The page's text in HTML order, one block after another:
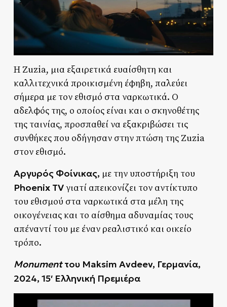
Η Zuzia, μια εξαιρετικά ευαίσθητη και
καλλιτεχνικά προικισμένη έφηβη, παλεύει
σήμερα με τον εθισμό στα ναρκωτικά. Ο
αδελφός της, ο οποίος είναι και ο σκηνοθέτης
της ταινίας, προσπαθεί να εξακριβώσει τις
συνθήκες που οδήγησαν στην πτώση της Zuzia
στον εθισμό.
Αργυρός Φοίνικας, με την υποστήριξη του
Phoenix TVγιατί απεικονίζει τον αντίκτυπο
του εθισμού στα ναρκωτικά στα μέλη της
οικογένειας και το αίσθημα αδυναμίας τους
απέναντί του με έναν ρεαλιστικό και οικείο
τρόπο.
Monumentτου Maksim Avdeev, Γερμανία,
2024, 15′ Ελληνική Πρεμιέρα